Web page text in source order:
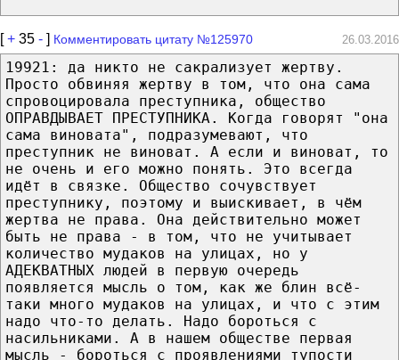
[+ 35 - ] Комментировать цитату №125970 26.03.2016
19921: да никто не сакрализует жертву.
Просто обвиняя жертву в том, что она сама
спровоцировала преступника, общество
ОПРАВДЫВАЕТ ПРЕСТУПНИКА. Когда говорят "она
сама виновата", подразумевают, что
преступник не виноват. А если и виноват, то
не очень и его можно понять. Это всегда
идёт в связке. Общество сочувствует
преступнику, поэтому и выискивает, в чём
жертва не права. Она действительно может
быть не права - в том, что не учитывает
количество мудаков на улицах, но у
АДЕКВАТНЫХ людей в первую очередь
появляется мысль о том, как же блин всё-
таки много мудаков на улицах, и что с этим
надо что-то делать. Надо бороться с
насильниками. А в нашем обществе первая
мысль - бороться с проявлениями тупости